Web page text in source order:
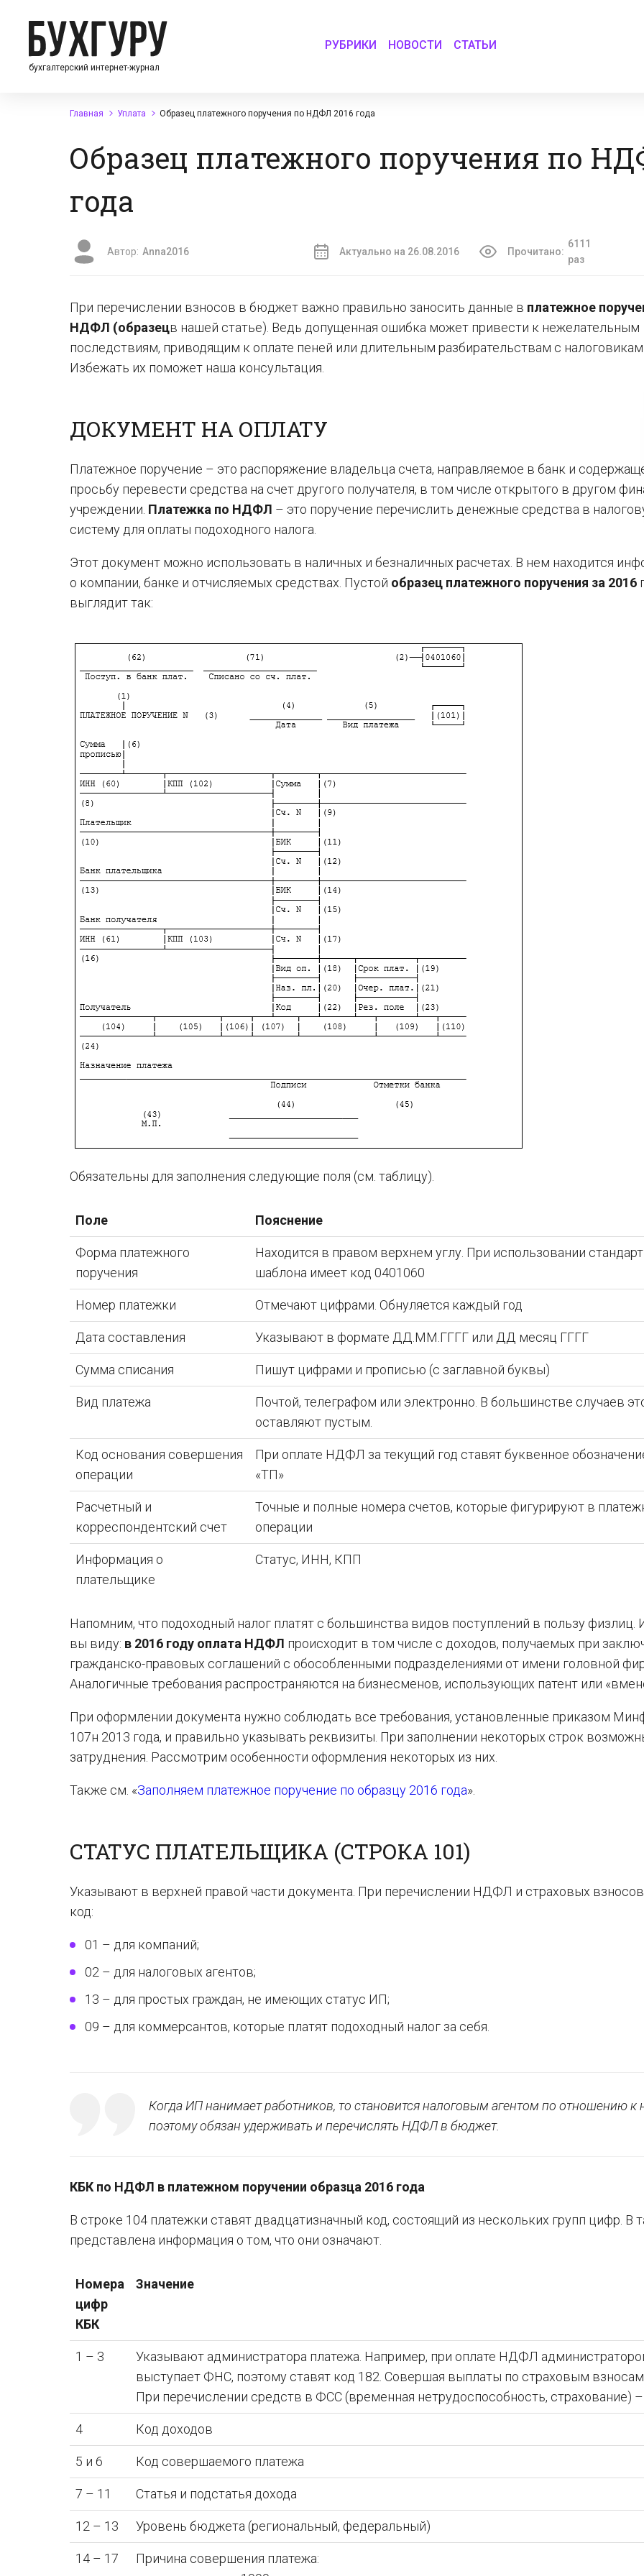
бухгалтерский интернет-журнал
РУБРИКИ НОВОСТИ СТАТЬИ
Главная Уплата Образец платежного поручения по НДФЛ 2016 года
Образец платежного поручения по
года
Автор: Anna2016 Актуально на 26.08.2016 Прочитано:
6111
раз
При перечислении взносов в бюджет важно правильно заносить данные в платежное
НДФЛ (образецв нашей статье). Ведь допущенная ошибка может привести к нежелательным
последствиям, приводящим к оплате пеней или длительным разбирательствам с
Избежать их поможет наша консультация.
ДОКУМЕНТ НА ОПЛАТУ
Платежное поручение – это распоряжение владельца счета, направляемое в банк и
просьбу перевести средства на счет другого получателя, в том числе открытого в другом
учреждении. Платежка по НДФЛ – это поручение перечислить денежные средства в
систему для оплаты подоходного налога.
Этот документ можно использовать в наличных и безналичных расчетах. В нем находится
о компании, банке и отчисляемых средствах. Пустой образец платежного поручения за 2016
выглядит так:
Обязательны для заполнения следующие поля (см. таблицу).
Поле Пояснение
Форма платежного
поручения
Находится в правом верхнем углу. При использовании
шаблона имеет код 0401060
Номер платежки Отмечают цифрами. Обнуляется каждый год
Дата составления Указывают в формате ДД.ММ.ГГГГ или ДД месяц ГГГГ
Сумма списания Пишут цифрами и прописью (с заглавной буквы)
Вид платежа
Почтой, телеграфом или электронно. В большинстве случаев
оставляют пустым.
Код основания совершения
операции
При оплате НДФЛ за текущий год ставят буквенное
«ТП»
Расчетный и
корреспондентский счет
Точные и полные номера счетов, которые фигурируют в
операции
Информация о
плательщике
Статус, ИНН, КПП
Напомним, что подоходный налог платят с большинства видов поступлений в пользу физлиц.
вы виду: в 2016 году оплата НДФЛ происходит в том числе с доходов, получаемых при
гражданско-правовых соглашений с обособленными подразделениями от имени головной
Аналогичные требования распространяются на бизнесменов, использующих патент или
При оформлении документа нужно соблюдать все требования, установленные приказом
107н 2013 года, и правильно указывать реквизиты. При заполнении некоторых строк
затруднения. Рассмотрим особенности оформления некоторых из них.
Также см. «Заполняем платежное поручение по образцу 2016 года».
СТАТУС ПЛАТЕЛЬЩИКА (СТРОКА 101)
Указывают в верхней правой части документа. При перечислении НДФЛ и страховых
код:
01 – для компаний;
02 – для налоговых агентов;
13 – для простых граждан, не имеющих статус ИП;
09 – для коммерсантов, которые платят подоходный налог за себя.
Когда ИП нанимает работников, то становится налоговым агентом по отношению к
поэтому обязан удерживать и перечислять НДФЛ в бюджет.
КБК по НДФЛ в платежном поручении образца 2016 года
В строке 104 платежки ставят двадцатизначный код, состоящий из нескольких групп цифр. В
представлена информация о том, что они означают.
Номера
цифр
КБК
Значение
1 – 3
Указывают администратора платежа. Например, при оплате НДФЛ
выступает ФНС, поэтому ставят код 182. Совершая выплаты по страховым взносам
При перечислении средств в ФСС (временная нетрудоспособность, страхование) –
4 Код доходов
5 и 6 Код совершаемого платежа
7 – 11 Статья и подстатья дохода
12 – 13 Уровень бюджета (региональный, федеральный)
14 – 17
Причина совершения платежа: